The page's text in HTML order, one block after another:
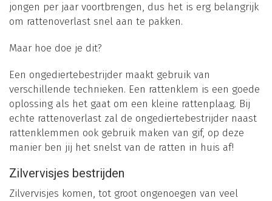
jongen per jaar voortbrengen, dus het is erg belangrijk
om rattenoverlast snel aan te pakken.
Maar hoe doe je dit?
Een ongediertebestrijder maakt gebruik van
verschillende technieken. Een rattenklem is een goede
oplossing als het gaat om een kleine rattenplaag. Bij
echte rattenoverlast zal de ongediertebestrijder naast
rattenklemmen ook gebruik maken van gif, op deze
manier ben jij het snelst van de ratten in huis af!
Zilvervisjes bestrijden
Zilvervisjes komen, tot groot ongenoegen van veel